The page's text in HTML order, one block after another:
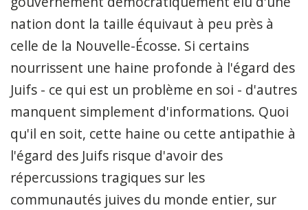
nation dont la taille équivaut à peu près à
celle de la Nouvelle-Écosse. Si certains
nourrissent une haine profonde à l'égard des
Juifs - ce qui est un problème en soi - d'autres
manquent simplement d'informations. Quoi
qu'il en soit, cette haine ou cette antipathie à
l'égard des Juifs risque d'avoir des
répercussions tragiques sur les
communautés juives du monde entier, sur